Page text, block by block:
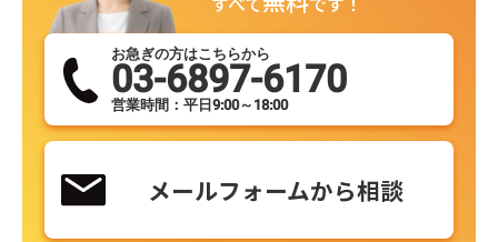
お急ぎの方はこちらから
03-6897-6170
営業時間：平日9:00～18:00
メールフォームから相談